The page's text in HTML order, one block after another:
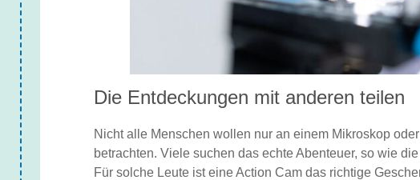
Die Entdeckungen mit anderen teilen
Nicht alle Menschen wollen nur an einem Mikroskop
betrachten. Viele suchen das echte Abenteuer, so wie
Für solche Leute ist eine Action Cam das richtige